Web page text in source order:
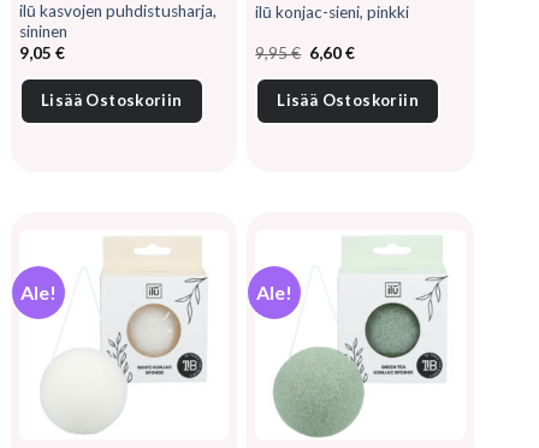
ilū kasvojen puhdistusharja,
sininen
9,05 €
Lisää Ostoskoriin
ilū konjac-sieni, pinkki
9,95€ Alkuperäinen
hinta
oli:
9,95 €.
6,60€Nykyinen
on:
6,60 €.
Lisää Ostoskoriin
Ale! Ale!